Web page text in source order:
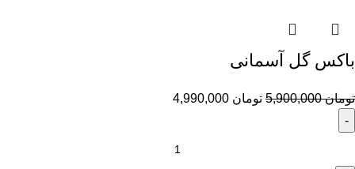
باکس گل آسمانی
تومان5,900,000 تومان